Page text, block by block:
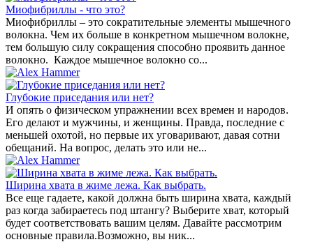
Миофибриллы - что это?
Миофибриллы – это сократительные элементы мышечного
волокна. Чем их больше в конкретном мышечном волокне,
тем большую силу сокращения способно проявить данное
волокно. Каждое мышечное волокно со...
Глубокие приседания или нет?
И опять о физическом упражнении всех времен и народов.
Его делают и мужчины, и женщины. Правда, последние с
меньшей охотой, но первые их уговаривают, давая сотни
обещаний. На вопрос, делать это или не...
Ширина хвата в жиме лежа. Как выбрать.
Все еще гадаете, какой должна быть ширина хвата, каждый
раз когда забираетесь под штангу? Выберите хват, который
будет соответствовать вашим целям. Давайте рассмотрим
основные правила.Возможно, вы ник...